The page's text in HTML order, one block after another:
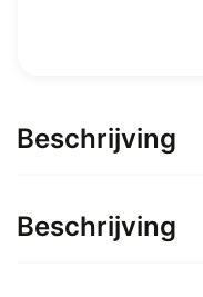
Beschrijving
Beschrijving